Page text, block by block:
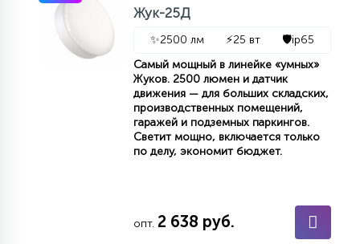
С УПРАВЛЕНИЕМ
АКСЕССУАРЫ
Жук-25Д
✨2500 лм ⚡25 вт 🛡️ip65
Самый мощный в линейке «умных»
Жуков. 2500 люмен и датчик
движения — для больших складских,
производственных помещений,
гаражей и подземных паркингов.
Светит мощно, включается только
по делу, экономит бюджет.
опт. 2 638 руб.